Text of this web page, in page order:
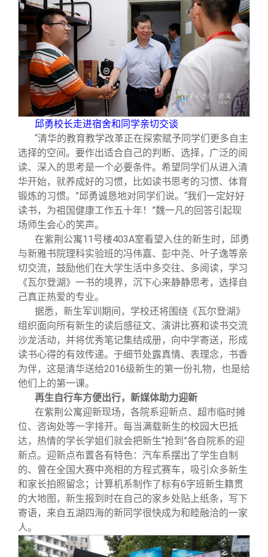
邱勇校长走进宿舍和同学亲切交谈
“清华的教育教学改革正在探索赋予同学们更多自主
选择的空间。要作出适合自己的判断、选择，广泛的阅
读、深入的思考是一个必要条件。希望同学们从进入清
华开始，就养成好的习惯，比如读书思考的习惯、体育
锻炼的习惯。”邱勇诚恳地对同学们说。“我们一定好好
读书，为祖国健康工作五十年！”魏一凡的回答引起现
场师生会心的笑声。
在紫荆公寓11号楼403A室看望入住的新生时，邱勇
与新雅书院理科实验班的冯伟嘉、彭中尧、叶子逸等亲
切交流，鼓励他们在大学生活中多交往、多阅读，学习
《瓦尔登湖》一书的境界，沉下心来静静思考，选择自
己真正热爱的专业。
据悉，新生军训期间，学校还将围绕《瓦尔登湖》
组织面向所有新生的读后感征文、演讲比赛和读书交流
沙龙活动，并将优秀笔记集结成册，向中学寄送，形成
读书心得的有效传递。于细节处露真情、表理念，书香
为伴，这是清华送给2016级新生的第一份礼物，也是给
他们上的第一课。
再生自行车方便出行，新媒体助力迎新
在紫荆公寓迎新现场，各院系迎新点、超市临时摊
位、咨询处等一字排开。每当满载新生的校园大巴抵
达，热情的学长学姐们就会把新生“抢到”各自院系的迎
新点。迎新点布置各有特色：汽车系摆出了学生自制
的、曾在全国大赛中亮相的方程式赛车，吸引众多新生
和家长拍照留念；计算机系制作了标有6字班新生籍贯
的大地图，新生报到时在自己的家乡处贴上纸条，写下
寄语，来自五湖四海的新同学很快成为和睦融洽的一家
人。